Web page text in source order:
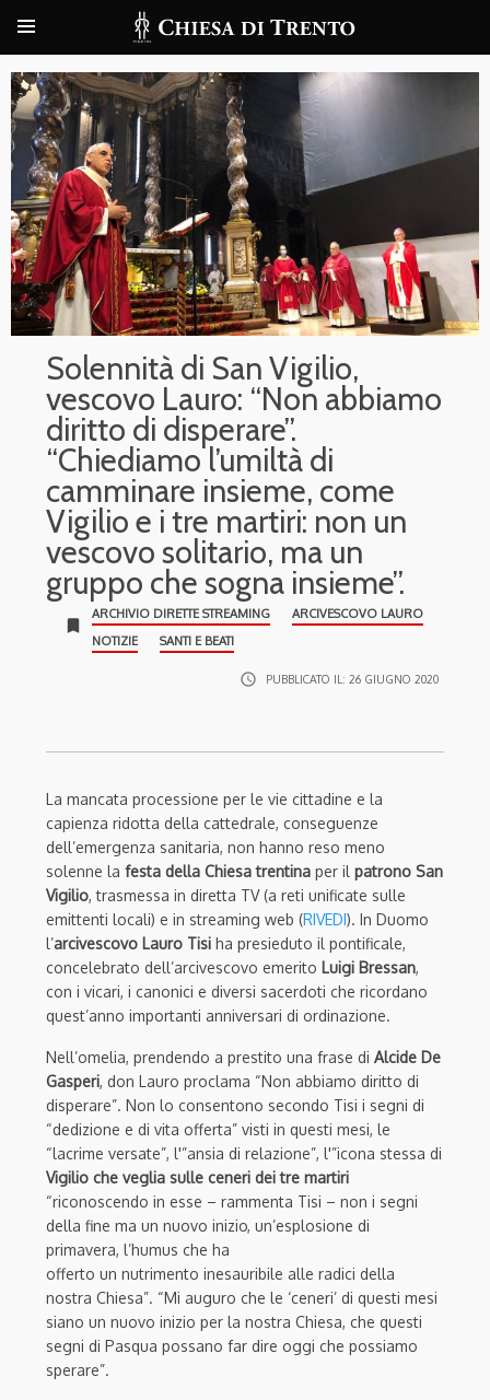
Solennità di San Vigilio,
vescovo Lauro: “Non abbiamo
diritto di disperare”.
“Chiediamo l’umiltà di
camminare insieme, come
Vigilio e i tre martiri: non un
vescovo solitario, ma un
gruppo che sogna insieme”.
bookmark
ARCHIVIO DIRETTE STREAMING
ARCIVESCOVO LAURO
NOTIZIE
SANTI E BEATI
access_time PUBBLICATO IL: 26 GIUGNO 2020
La mancata processione per le vie cittadine e la
capienza ridotta della cattedrale, conseguenze
dell’emergenza sanitaria, non hanno reso meno
solenne la festa della Chiesa trentina per il patrono San
Vigilio, trasmessa in diretta TV (a reti unificate sulle
emittenti locali) e in streaming web (RIVEDI). In Duomo
l’arcivescovo Lauro Tisi ha presieduto il pontificale,
concelebrato dell’arcivescovo emerito Luigi Bressan,
con i vicari, i canonici e diversi sacerdoti che ricordano
quest’anno importanti anniversari di ordinazione.
Nell’omelia, prendendo a prestito una frase di Alcide De
Gasperi, don Lauro proclama “Non abbiamo diritto di
disperare”. Non lo consentono secondo Tisi i segni di
“dedizione e di vita offerta” visti in questi mesi, le
“lacrime versate”, l'”ansia di relazione”, l'”icona stessa di
Vigilio che veglia sulle ceneri dei tre martiri
“riconoscendo in esse – rammenta Tisi – non i segni
della fine ma un nuovo inizio, un’esplosione di
primavera, l’humus che ha
offerto un nutrimento inesauribile alle radici della
nostra Chiesa”. “Mi auguro che le ‘ceneri’ di questi mesi
siano un nuovo inizio per la nostra Chiesa, che questi
segni di Pasqua possano far dire oggi che possiamo
sperare”.